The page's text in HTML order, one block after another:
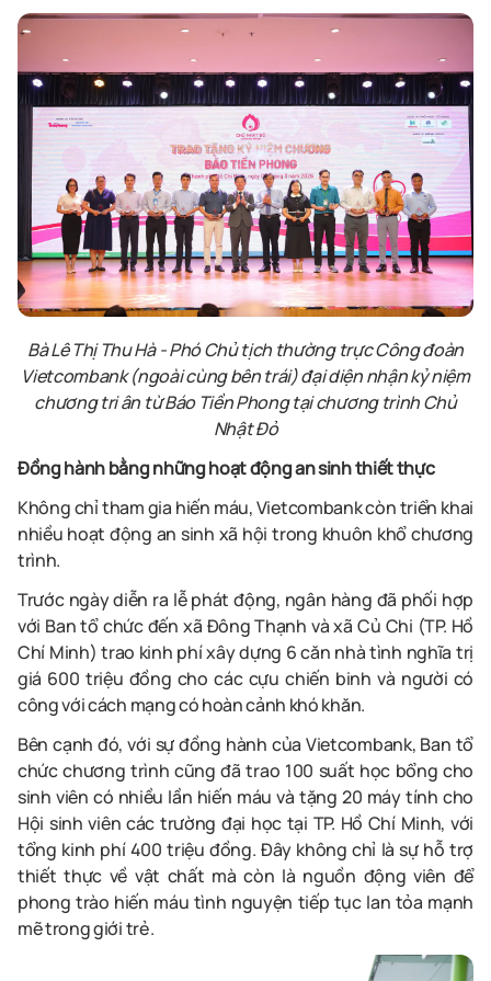
Bà Lê Thị Thu Hà-Phó Chủ tịch thường trựcCông đoàn
Vietcombank (ngoài cùng bên trái) đại diện nhận kỷ niệm
chương tri ân từ Báo Tiền Phong tại chương trình Chủ
Nhật Đỏ
Đồng hành bằng những hoạt động an sinh thiết thực
Không chỉ tham gia hiến máu, Vietcombank còn triển khai
nhiều hoạt động an sinh xã hội trong khuôn khổ chương
trình.
Trước ngày diễn ra lễ phát động, ngân hàng đã phối hợp
với Ban tổ chức đến xã Đông Thạnh và xã Củ Chi (TP. Hồ
Chí Minh) trao kinh phí xây dựng 6 căn nhà tình nghĩa trị
giá 600 triệu đồng cho các cựu chiến binh và người có
công với cách mạng có hoàn cảnh khó khăn.
Bên cạnh đó, với sự đồng hành của Vietcombank, Ban tổ
chức chương trình cũng đã trao 100 suất học bổng cho
sinh viên có nhiều lần hiến máu và tặng 20 máy tính cho
Hội sinh viên các trường đại học tại TP. Hồ Chí Minh, với
tổng kinh phí 400 triệu đồng. Đây không chỉ là sự hỗ trợ
thiết thực về vật chất mà còn là nguồn động viên để
phong trào hiến máu tình nguyện tiếp tục lan tỏa mạnh
mẽ trong giới trẻ.